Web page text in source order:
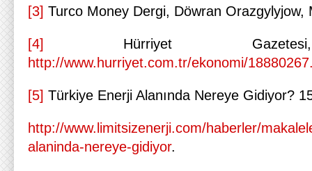
[3] Turco Money Dergi, Döwran Orazgylyjow,
[4]
Hürriyet Gazetesi,
http://www.hurriyet.com.tr/ekonomi/
[5] Türkiye Enerji Alanında Nereye Gidiyor?
http://www.limitsizenerji.com/haberler/
alaninda-nereye-gidiyor.